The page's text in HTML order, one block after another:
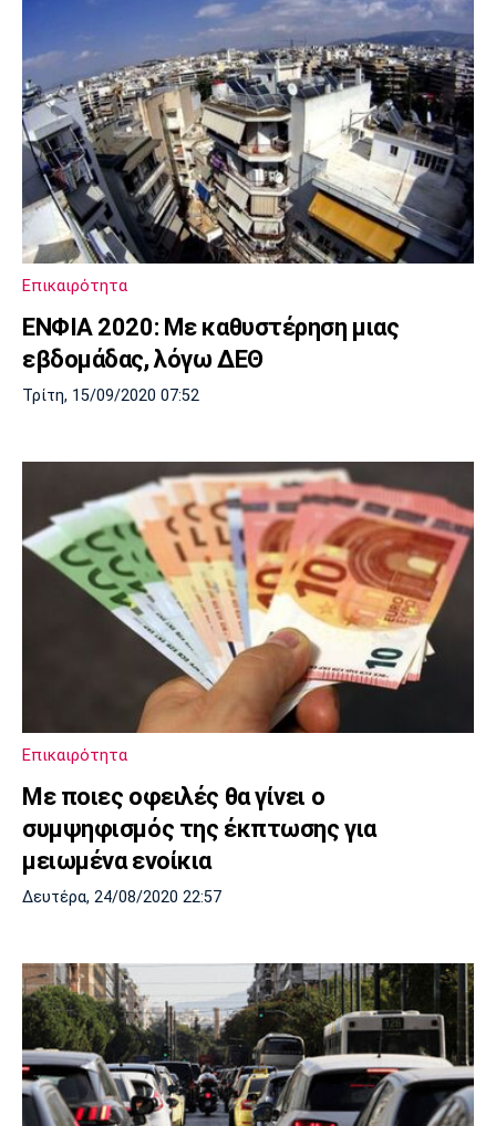
Επικαιρότητα
ΕΝΦΙΑ 2020: Με καθυστέρηση μιας
εβδομάδας, λόγω ΔΕΘ
Τρίτη, 15/09/2020 07:52
Επικαιρότητα
Με ποιες οφειλές θα γίνει ο
συμψηφισμός της έκπτωσης για
μειωμένα ενοίκια
Δευτέρα, 24/08/2020 22:57